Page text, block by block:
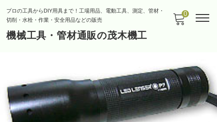
プロの工具からDIY用具まで！工場用品、電動工具、測定、管材・
切削・水栓・作業・安全用品などの販売
機械工具・管材通販の茂木機工
0